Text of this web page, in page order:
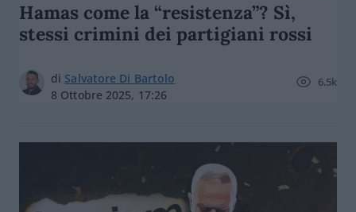
Hamas come la “resistenza”? Sì,
stessi crimini dei partigiani rossi
di Salvatore Di Bartolo
8 Ottobre 2025, 17:26
6.5k